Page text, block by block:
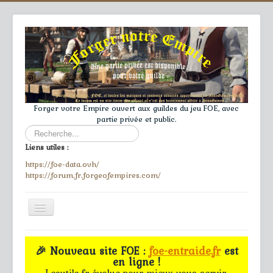
Forger votre Empire ouvert aux guildes du jeu FOE, avec
partie privée et public.
Rechercher
Liens utiles :
https://foe-data.ovh/
https://forum.fr.forgeofempires.com/
Toggle
Navigation
≡
Accueil
🎉 Nouveau site FOE :foe-entraide.frest
en ligne !